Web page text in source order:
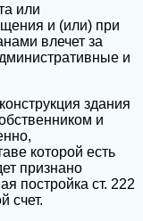
или
и (или) при
влечет за
и
здания
и
которой есть
признано
постройка ст. 222
счет.